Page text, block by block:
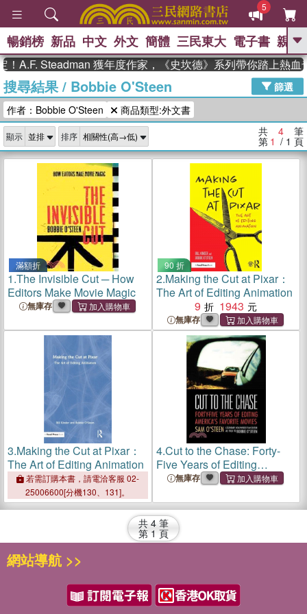
5
GO
熱搜： 東野圭吾 高希均教授回憶錄
、 The Odyssey 、 父親節 、 如果歷
史是一群喵 、
獎 臺灣漫遊錄 、 方念華 、 台灣的李
登輝時代
數學女孩：黎曼猜想 、
偉大的迷走神經
暢銷榜 新品 中文 外文 簡體 三民東大 電子書 親子
A.F. Steadman 獲年度作家，《史坎德》系列帶你踏上熱血
搜尋結果/ Bobbie O'Steen
篩選
作者：Bobbie O'Steen
商品類型:外文書
顯示 排序 共 4 筆
第 1 / 1 頁
滿額折
1.The Invisible Cut ─ How
Editors Make Movie Magic
無庫存
90 折
2.Making the Cut at Pixar：
The Art of Editing Animation
9
1943
無庫存
3.Making the Cut at Pixar：
The Art of Editing Animation
若需訂購本書，請電洽客服 02-
25006600[分機130、131]。
4.Cut to the Chase: Forty-
Five Years of Editing
America's Favorite Movies
無庫存
共 4 筆
第 1 頁
網站導航 >>